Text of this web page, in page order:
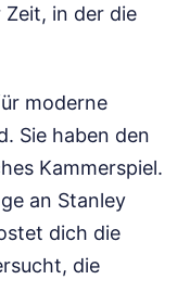
in der die
moderne
Sie haben den
Kammerspiel.
an Stanley
dich die
die